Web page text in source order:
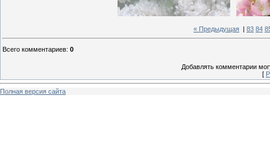
« Предыдущая 83 84
Всего комментариев: 0
Добавлять комментарии
[
Полная версия сайта